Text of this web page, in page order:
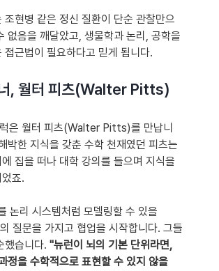
조현병 같은 정신 질환이 단순 관찰만으
없음을 깨달았고, 생물학과 논리, 공학을
접근법이 필요하다고 믿게 됩니다.
, 월터 피츠(Walter Pitts)
은 월터 피츠(Walter Pitts)를 만납니
박한 지식을 갖춘 수학 천재였던 피츠는
집을 떠나 대학 강의를 들으며 지식을
죠.
논리 시스템처럼 모델링할 수 있을
질문을 가지고 협업을 시작합니다. 그들
했습니다. "뉴런이 뇌의 기본 단위라면,
정을 수학적으로 표현할 수 있지 않을